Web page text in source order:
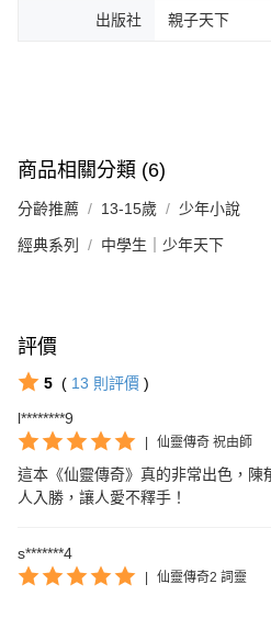
出版社 親子天下
商品相關分類 (6)
分齡推薦 13-15歲 少年小說
經典系列 中學生｜少年天下
評價
5 ( 13 則評價 )
l********9
仙靈傳奇 祝由師
這本《仙靈傳奇》真的非常出色，陳
人入勝，讓人愛不釋手！
s*******4
仙靈傳奇2 詞靈